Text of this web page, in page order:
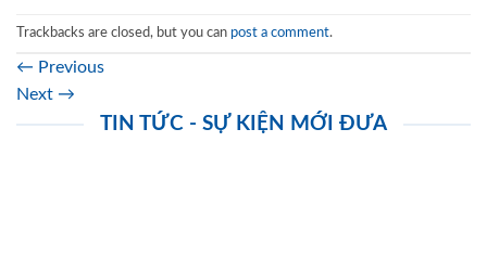
Trackbacks are closed, but you can post a comment.
← Previous
Next →
TIN TỨC - SỰ KIỆN MỚI ĐƯA